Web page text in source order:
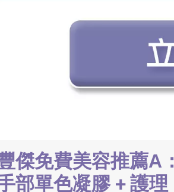
傑免費美容推薦A：
部單色凝膠 + 護理